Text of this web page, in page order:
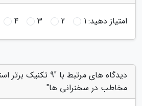
امتیاز دهید:1
2
3
4
دیدگاه های مرتبط با
مخاطب در سخنرانی ها"